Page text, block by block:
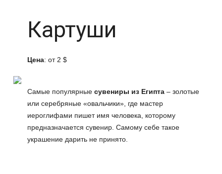
Картуши
Цена: от 2 $
Самые популярные сувениры из Египта – золотые
или серебряные «овальчики», где мастер
иероглифами пишет имя человека, которому
предназначается сувенир. Самому себе такое
украшение дарить не принято.